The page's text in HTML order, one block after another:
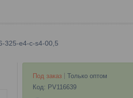
325-e4-c-s4-00,5
Под заказ
Только оптом
Код: PV116639